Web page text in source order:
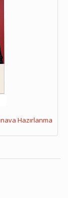
Hazırlanma